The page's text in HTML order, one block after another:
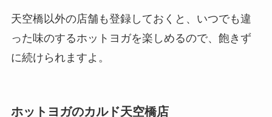
天空橋以外の店舗も登録しておくと、いつでも違
った味のするホットヨガを楽しめるので、飽きず
に続けられますよ。
ホットヨガのカルド天空橋店